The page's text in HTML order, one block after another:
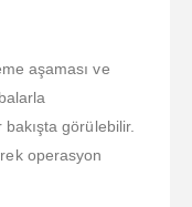
aşaması ve
görülebilir.
operasyon